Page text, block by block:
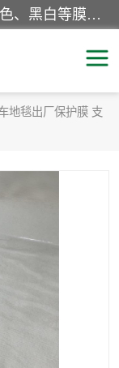
该类保护膜有复合，透明、奶白、蓝色、黑白等膜型。特高粘，高粘，中高粘，中粘，中低粘，低粘等。对于不同的粘力要求有相应的产品相适配。无胶渍残留污染。在较宽的收卷幅度下平整无皱纹，收卷长度大，利于机械化及自动化施工粘贴。为您的产品提供的表面保护解决方案。 产品广泛适用于：铝材、不锈钢、金属、塑料、电子、家电、家具、玻璃、化工材料、装饰材料等。
地毯出厂保护膜 支
膜